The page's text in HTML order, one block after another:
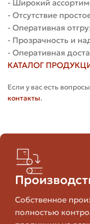
постройки под
оказывается
Пустотелый
и стоимости
объёма) легче и
за единицу и
Однако пустоты
характеристики и
чаще применяют для
ограждений. Для
подбирают более
с утеплением.
- Широкий
- Отсутствие
- Оперативная
- Прозрачность и
- Оперативная
КАТАЛОГ
Если у вас есть
контакты.
Собственное
полностью